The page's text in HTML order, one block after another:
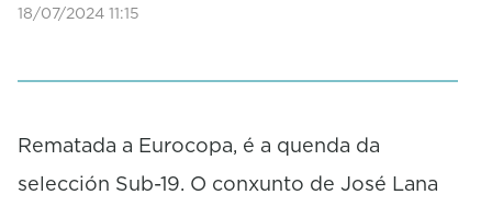
18/07/2024 11:15
Rematada a Eurocopa, é a quenda da
selección Sub-19. O conxunto de José Lana